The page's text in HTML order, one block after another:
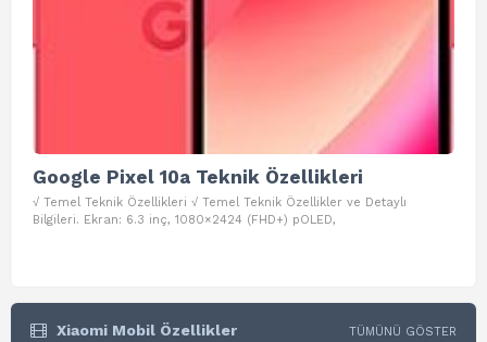
Google Pixel 10a Teknik Özellikleri
√ Temel Teknik Özellikleri √ Temel Teknik Özellikler ve Detaylı
Bilgileri. Ekran: 6.3 inç, 1080×2424 (FHD+) pOLED,
Xiaomi Mobil Özellikler TÜMÜNÜ GÖSTER